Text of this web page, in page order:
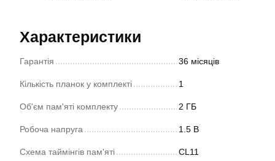
Характеристики
Гарантія 36 місяців
Кількість планок у комплекті 1
Об'єм пам'яті комплекту 2 ГБ
Робоча напруга 1.5 В
Схема таймінгів пам'яті CL11